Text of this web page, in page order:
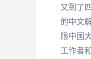
又到了
的中文
限中国
工作者